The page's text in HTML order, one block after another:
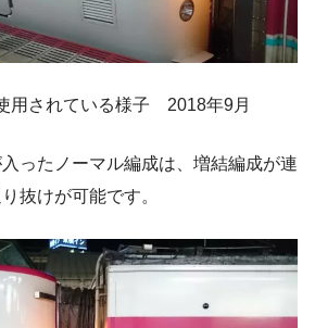
用されている様子 2018年9月
ったノーマル編成は、増結編成が連
抜けが可能です。